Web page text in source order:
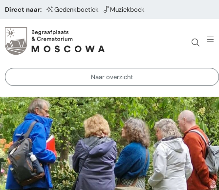
Direct naar: Gedenkboetiek Muziekboek
Naar overzicht